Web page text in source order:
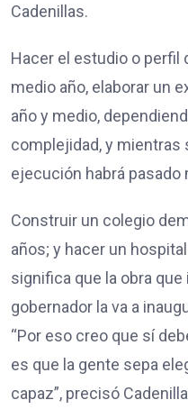
Cadenillas.
Hacer el estudio o perfil
medio año, elaborar un
año y medio,
complejidad, y mientras
ejecución habrá pasado
Construir un colegio
años; y hacer un
significa que la obra
gobernador la va a
“Por eso creo que sí
es que la gente sepa
capaz”, precisó